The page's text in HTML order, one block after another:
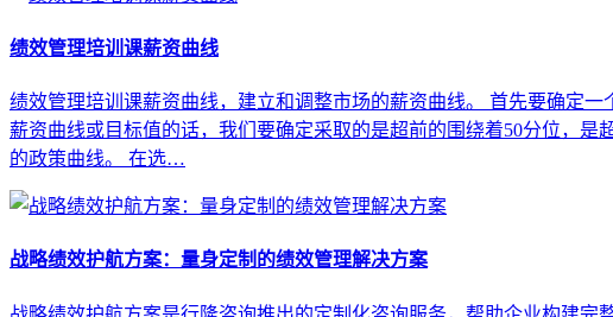
绩效管理培训课薪资曲线
绩效管理培训课薪资曲线，建立和调整市场的薪资曲线。 首先要确定
薪资曲线或目标值的话，我们要确定采取的是超前的围绕着50分位，
的政策曲线。 在选…
战略绩效护航方案：量身定制的绩效管理解决方案